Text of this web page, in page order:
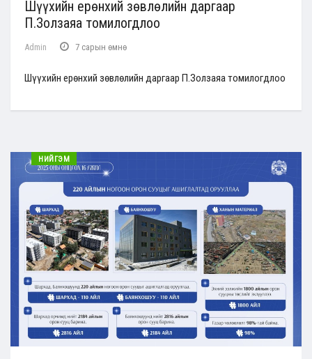
Шүүхийн ерөнхий зөвлөлийн даргаар
П.Золзаяа томилогдлоо
Admin 7 сарын өмнө
Шүүхийн ерөнхий зөвлөлийн даргаар П.Золзаяа томилогдлоо
НИЙГЭМ